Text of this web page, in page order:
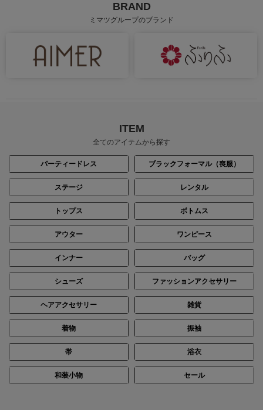
BRAND
ミマツグループのブランド
ITEM
全てのアイテムから探す
パーティードレス ブラックフォーマル（喪服）
ステージ レンタル
トップス ボトムス
アウター ワンピース
インナー バッグ
シューズ ファッションアクセサリー
ヘアアクセサリー 雑貨
着物 振袖
帯 浴衣
和装小物 セール